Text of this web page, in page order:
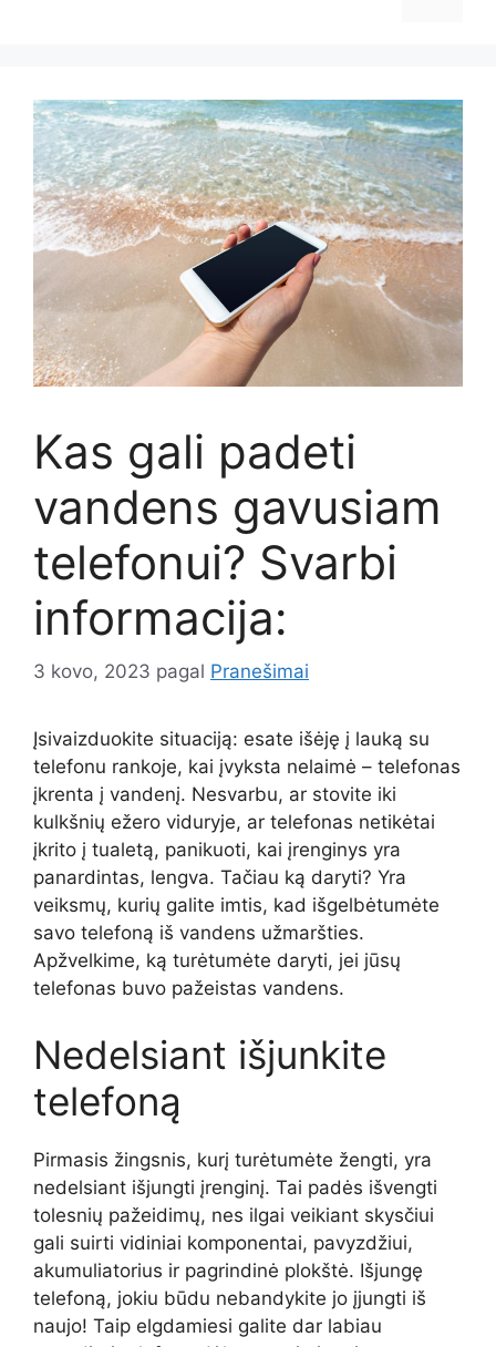
Kas gali padeti
vandens gavusiam
telefonui? Svarbi
informacija:
3 kovo, 2023 pagal Pranešimai
Įsivaizduokite situaciją: esate išėję į lauką su
telefonu rankoje, kai įvyksta nelaimė – telefonas
įkrenta į vandenį. Nesvarbu, ar stovite iki
kulkšnių ežero viduryje, ar telefonas netikėtai
įkrito į tualetą, panikuoti, kai įrenginys yra
panardintas, lengva. Tačiau ką daryti? Yra
veiksmų, kurių galite imtis, kad išgelbėtumėte
savo telefoną iš vandens užmaršties.
Apžvelkime, ką turėtumėte daryti, jei jūsų
telefonas buvo pažeistas vandens.
Nedelsiant išjunkite
telefoną
Pirmasis žingsnis, kurį turėtumėte žengti, yra
nedelsiant išjungti įrenginį. Tai padės išvengti
tolesnių pažeidimų, nes ilgai veikiant skysčiui
gali suirti vidiniai komponentai, pavyzdžiui,
akumuliatorius ir pagrindinė plokštė. Išjungę
telefoną, jokiu būdu nebandykite jo įjungti iš
naujo! Taip elgdamiesi galite dar labiau